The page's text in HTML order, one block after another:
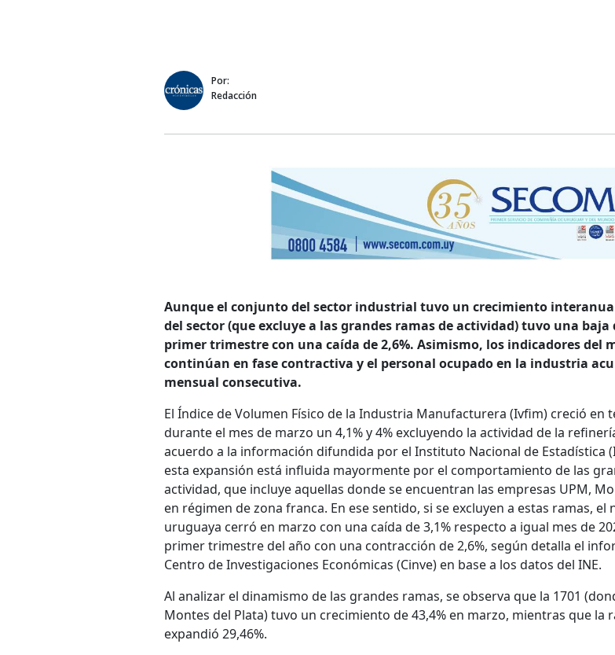
Por:
Redacción
Aunque el conjunto del sector industrial tuvo un crecimiento
del sector (que excluye a las grandes ramas de actividad) tuvo una baja
primer trimestre con una caída de 2,6%. Asimismo, los indicadores del
continúan en fase contractiva y el personal ocupado en la industria
mensual consecutiva.
El Índice de Volumen Físico de la Industria Manufacturera (Ivfim) creció en
durante el mes de marzo un 4,1% y 4% excluyendo la actividad de la
acuerdo a la información difundida por el Instituto Nacional de Estadística
esta expansión está influida mayormente por el comportamiento de las
actividad, que incluye aquellas donde se encuentran las empresas UPM,
en régimen de zona franca. En ese sentido, si se excluyen a estas ramas, el
uruguaya cerró en marzo con una caída de 3,1% respecto a igual mes de
primer trimestre del año con una contracción de 2,6%, según detalla el
Centro de Investigaciones Económicas (Cinve) en base a los datos del INE.
Al analizar el dinamismo de las grandes ramas, se observa que la 1701
Montes del Plata) tuvo un crecimiento de 43,4% en marzo, mientras que la
expandió 29,46%.